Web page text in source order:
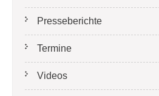
Presseberichte
Termine
Videos